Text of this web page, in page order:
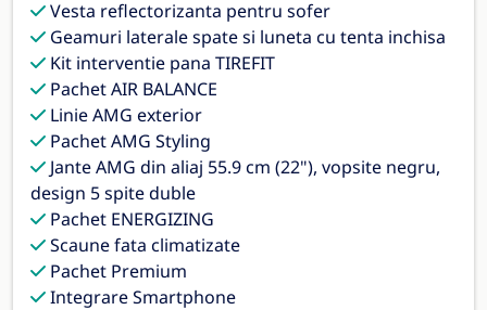
Vesta reflectorizanta pentru sofer
Geamuri laterale spate si luneta cu tenta inchisa
Kit interventie pana TIREFIT
Pachet AIR BALANCE
Linie AMG exterior
Pachet AMG Styling
Jante AMG din aliaj 55.9 cm (22"), vopsite negru,
design 5 spite duble
Pachet ENERGIZING
Scaune fata climatizate
Pachet Premium
Integrare Smartphone